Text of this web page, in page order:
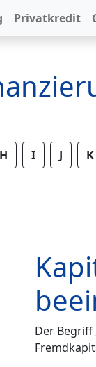
Privatkredit
H I J K
Der Begriff